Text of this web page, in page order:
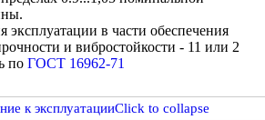
эксплуатации в части обеспечения
и вибростойкости - 11 или 2
по ГОСТ 16962-71
к эксплуатацииClick to collapse